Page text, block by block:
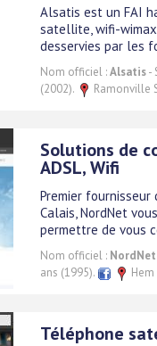
Alsatis est un FAI
satellite, wifi-
desservies par les
Nom officiel :Alsatis-
(2002).
Ramonville
Solutions de
ADSL, Wifi
Premier fournisseur
Calais, NordNet
permettre de vous
Nom officiel : NordNet
ans (1995).
Hem
Téléphone